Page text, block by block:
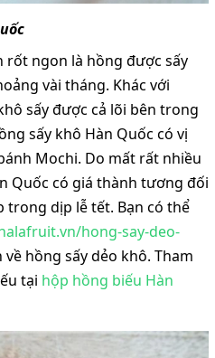
rốt ngon là hồng được sấy
vài tháng. Khác với
sấy được cả lõi bên trong
sấy khô Hàn Quốc có vị
Mochi. Do mất rất nhiều
Quốc có giá thành tương đối
trong dịp lễ tết. Bạn có thể
hong-say-deo-
hồng sấy dẻo khô. Tham
tại hộp hồng biếu Hàn